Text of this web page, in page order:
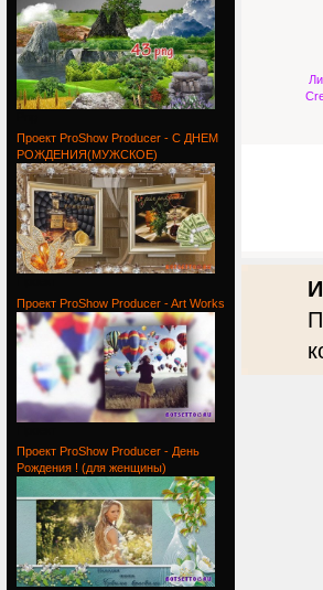
Проект ProShow Producer - С ДНЕМ
РОЖДЕНИЯ(МУЖСКОЕ)
Проект ProShow Producer - Art Works
Проект ProShow Producer - День
Рождения ! (для женщины)